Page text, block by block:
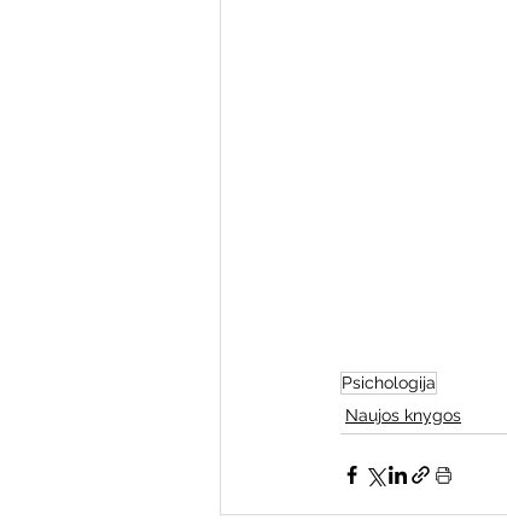
Psichologija
Naujos knygos